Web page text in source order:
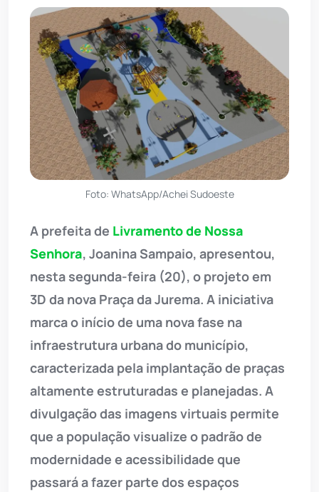
Foto: WhatsApp/Achei Sudoeste
A prefeita de Livramento de Nossa
Senhora, Joanina Sampaio, apresentou,
nesta segunda-feira (20), o projeto em
3D da nova Praça da Jurema. A iniciativa
marca o início de uma nova fase na
infraestrutura urbana do município,
caracterizada pela implantação de praças
altamente estruturadas e planejadas. A
divulgação das imagens virtuais permite
que a população visualize o padrão de
modernidade e acessibilidade que
passará a fazer parte dos espaços